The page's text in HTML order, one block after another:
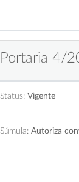
Portaria 4/
Status: Vigente
Súmula: Autoriza